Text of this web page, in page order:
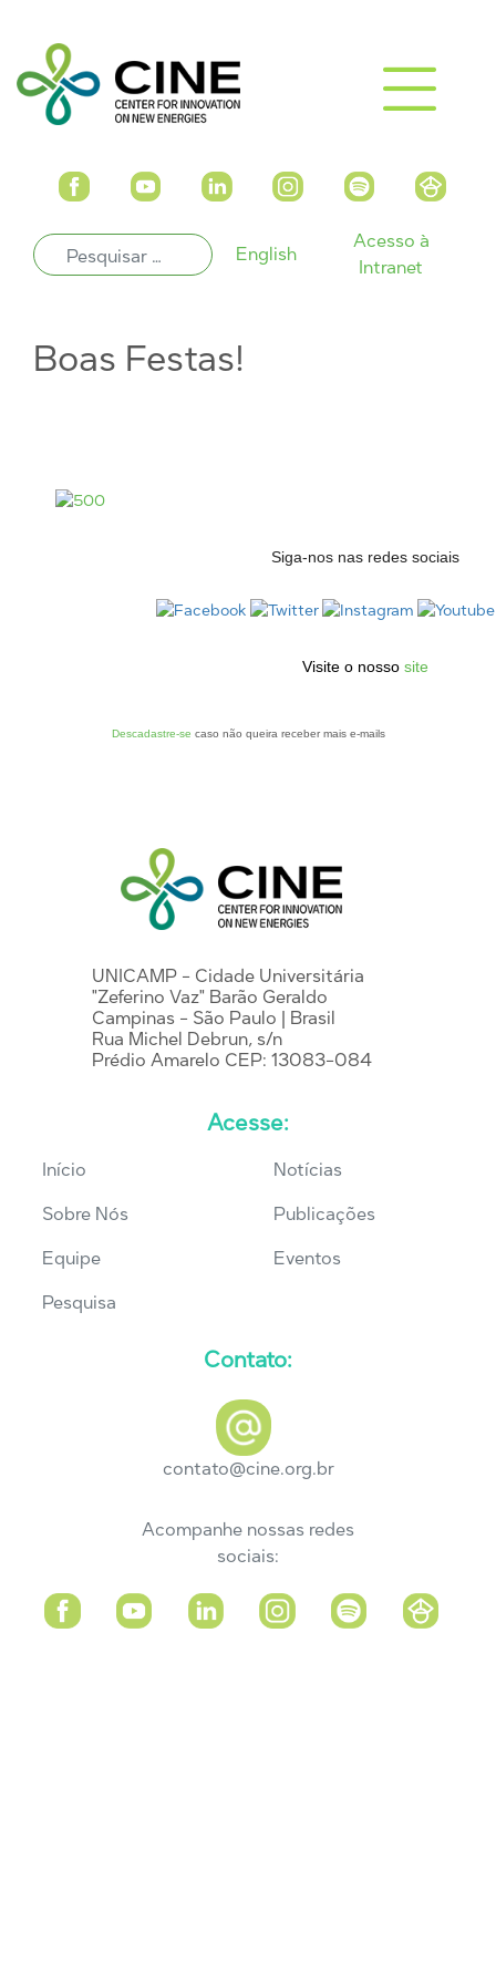
English
Acesso à
Intranet
Boas Festas!
Siga-nos nas redes sociais
Visite o nosso site
Descadastre-se caso não queira receber mais e-mails
UNICAMP - Cidade Universitária
"Zeferino Vaz" Barão Geraldo
Campinas - São Paulo | Brasil
Rua Michel Debrun, s/n
Prédio Amarelo CEP: 13083-084
Acesse:
Início
Sobre Nós
Equipe
Pesquisa
Notícias
Publicações
Eventos
Contato:
contato@cine.org.br
Acompanhe nossas redes
sociais: